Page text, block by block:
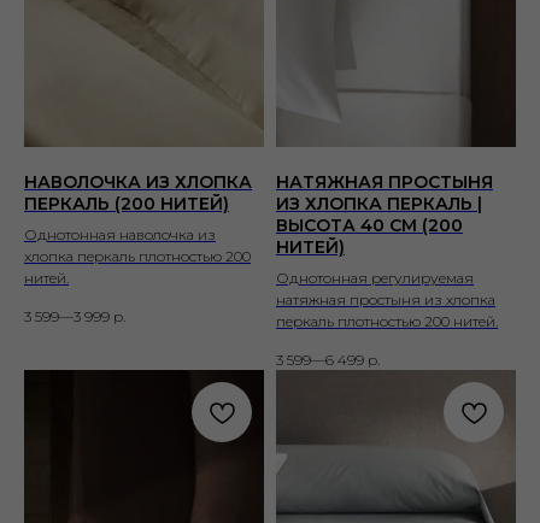
НАВОЛОЧКА ИЗ ХЛОПКА
ПЕРКАЛЬ (200 НИТЕЙ)
Однотонная наволочка из
хлопка перкаль плотностью 200
нитей.
3 599—3 999 р.
НАТЯЖНАЯ ПРОСТЫНЯ
ИЗ ХЛОПКА ПЕРКАЛЬ |
ВЫСОТА 40 СМ (200
НИТЕЙ)
Однотонная регулируемая
натяжная простыня из хлопка
перкаль плотностью 200 нитей.
3 599—6 499 р.